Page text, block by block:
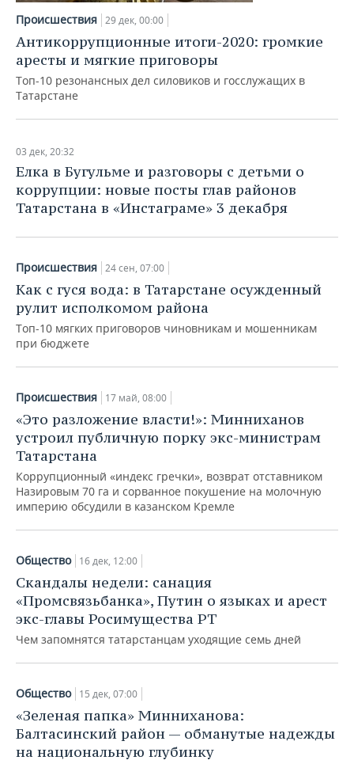
НЕФТЕХИМИЯ
НЕФТЬ
ОПК
РОЗНИЧНАЯ ТОРГОВЛЯ
ТРАНСПОРТ
УСЛУГИ
НОВОСТИ ТЕХНОЛОГИЙ
IT
МЕДИА
МЕРОПРИЯТИЯ
НОВОСТИ МЕРОПРИЯТИЙ
ВЫЕЗДНАЯ РЕДАКЦИЯ
ONLINE-КОНФЕРЕНЦИИ
ОТКРЫТАЯ ЛЕКЦИЯ
СПОРТ
НОВОСТИ СПОРТА
ХОККЕЙ
БАСКЕТБОЛ
КИБЕРСПОРТ
ФИГУРНОЕ КАТАНИЕ
ХОККЕЙ С МЯЧОМ
ОБЩЕСТВО
ВЛАСТЬ
ИНФРАСТРУКТУРА
КУЛЬТУРА
МЕДИЦИНА
ПРОИСШЕСТВИЯ
СЮЖЕТЫ
СПРАВОЧНИК
СПИСОК КОМПАНИЙ
Происшествия 29 дек, 00:00
Антикоррупционные итоги-2020: громкие
аресты и мягкие приговоры
Топ-10 резонансных дел силовиков и госслужащих в
Татарстане
03 дек, 20:32
Елка в Бугульме и разговоры с детьми о
коррупции: новые посты глав районов
Татарстана в «Инстаграме» 3 декабря
Происшествия 24 сен, 07:00
Как с гуся вода: в Татарстане осужденный
рулит исполкомом района
Топ-10 мягких приговоров чиновникам и мошенникам
при бюджете
Происшествия 17 май, 08:00
«Это разложение власти!»: Минниханов
устроил публичную порку экс-министрам
Татарстана
Коррупционный «индекс гречки», возврат отставником
Назировым 70 га и сорванное покушение на молочную
империю обсудили в казанском Кремле
Общество 16 дек, 12:00
Скандалы недели: санация
«Промсвязьбанка», Путин о языках и арест
экс-главы Росимущества РТ
Чем запомнятся татарстанцам уходящие семь дней
Общество 15 дек, 07:00
«Зеленая папка» Минниханова:
Балтасинский район — обманутые надежды
на национальную глубинку